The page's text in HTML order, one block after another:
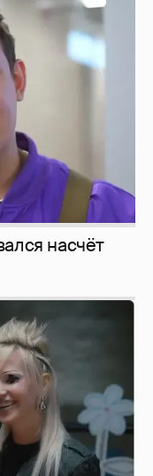
насчёт